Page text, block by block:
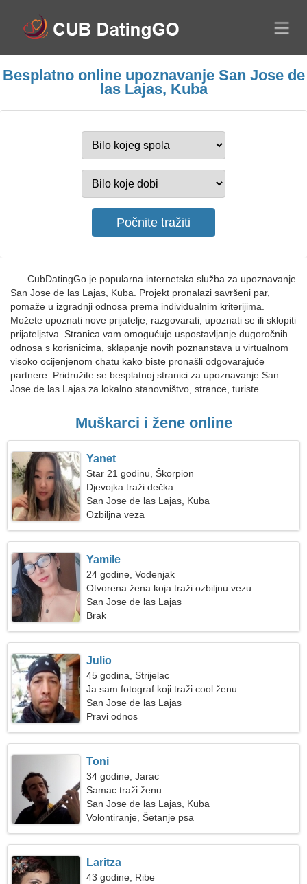
Besplatno online upoznavanje San Jose de
las Lajas, Kuba
CubDatingGo je popularna internetska služba za upoznavanje
San Jose de las Lajas, Kuba. Projekt pronalazi savršeni par,
pomaže u izgradnji odnosa prema individualnim kriterijima.
Možete upoznati nove prijatelje, razgovarati, upoznati se ili sklopiti
prijateljstva. Stranica vam omogućuje uspostavljanje dugoročnih
odnosa s korisnicima, sklapanje novih poznanstava u virtualnom
visoko ocijenjenom chatu kako biste pronašli odgovarajuće
partnere. Pridružite se besplatnoj stranici za upoznavanje San
Jose de las Lajas za lokalno stanovništvo, strance, turiste.
Muškarci i žene online
Yanet
Star 21 godinu, Škorpion
Djevojka traži dečka
San Jose de las Lajas, Kuba
Ozbiljna veza
Yamile
24 godine, Vodenjak
Otvorena žena koja traži ozbiljnu vezu
San Jose de las Lajas
Brak
Julio
45 godina, Strijelac
Ja sam fotograf koji traži cool ženu
San Jose de las Lajas
Pravi odnos
Toni
34 godine, Jarac
Samac traži ženu
San Jose de las Lajas, Kuba
Volontiranje, Šetanje psa
Laritza
43 godine, Ribe